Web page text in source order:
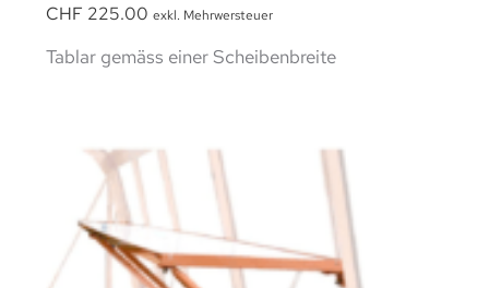
CHF 225.00 exkl. Mehrwersteuer
Tablar gemäss einer Scheibenbreite